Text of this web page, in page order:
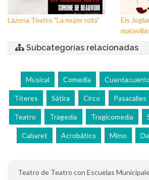
Lazona Teatro "La mujer rota"
Els
Subcategorías relacionadas
Musical Comedia
Títeres Sátira Circo Pasacalles
Teatro Tragedia Tragicomedia
Cabaret Acrobático Mimo
Teatro de Teatro con Escuelas